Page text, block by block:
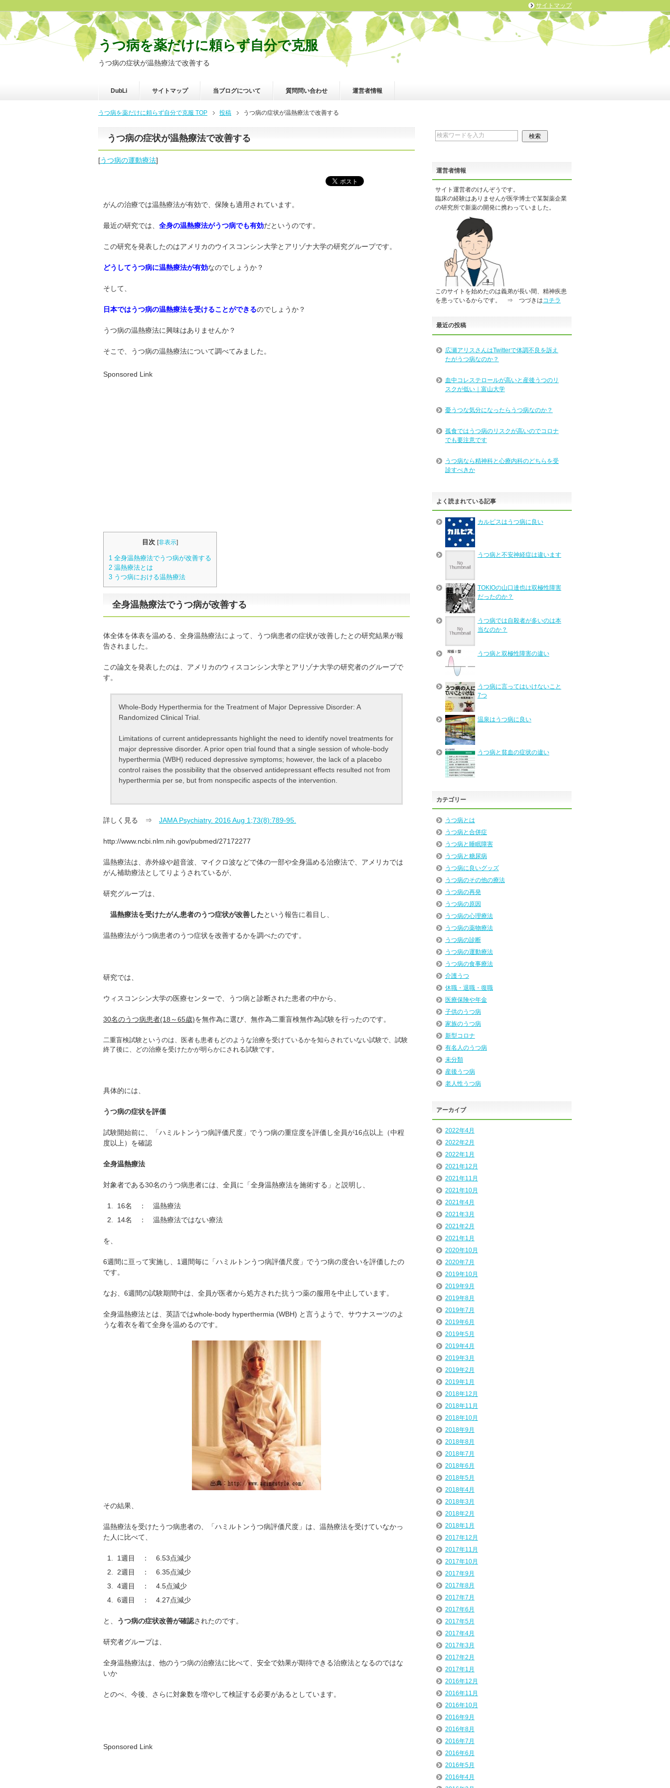
うつ病を薬だけに頼らず自分で克服
うつ病の症状が温熱療法で改善する
DubLi サイトマップ 当ブログについて 質問問い合わせ 運営者情報
うつ病を薬だけに頼らず自分で克服 TOP 投稿 うつ病の症状が温熱療法で改善する
うつ病の症状が温熱療法で改善する
[うつ病の運動療法]
がんの治療では温熱療法が有効で、保険も適用されています。
最近の研究では、 全身の温熱療法がうつ病でも有効だというのです。
この研究を発表したのはアメリカのウイスコンシン大学とアリゾナ大学の研究グループです。
どうしてうつ病に温熱療法が有効なのでしょうか？
そして、
日本ではうつ病の温熱療法を受けることができるのでしょうか？
うつ病の温熱療法に興味はありませんか？
そこで、うつ病の温熱療法について調べてみました。
Sponsored Link
目次 [非表示]
1 全身温熱療法でうつ病が改善する
2 温熱療法とは
3 うつ病における温熱療法
全身温熱療法でうつ病が改善する
体全体を体表を温める、全身温熱療法によって、うつ病患者の症状が改善したとの研究結果が報
告されました。
この論文を発表したのは、アメリカのウィスコンシン大学とアリゾナ大学の研究者のグループで
す。
Whole-Body Hyperthermia for the Treatment of Major Depressive Disorder: A
Randomized Clinical Trial.
Limitations of current antidepressants highlight the need to identify novel treatments for
major depressive disorder. A prior open trial found that a single session of whole-body
hyperthermia (WBH) reduced depressive symptoms; however, the lack of a placebo
control raises the possibility that the observed antidepressant effects resulted not from
hyperthermia per se, but from nonspecific aspects of the intervention.
詳しく見る ⇒ JAMA Psychiatry. 2016 Aug 1;73(8):789-95.
http://www.ncbi.nlm.nih.gov/pubmed/27172277
温熱療法は、赤外線や超音波、マイクロ波などで体の一部や全身温める治療法で、アメリカでは
がん補助療法としてりようされているが、
研究グループは、
温熱療法を受けたがん患者のうつ症状が改善したという報告に着目し、
温熱療法がうつ病患者のうつ症状を改善するかを調べたのです。
研究では、
ウィスコンシン大学の医療センターで、うつ病と診断された患者の中から、
30名のうつ病患者(18～65歳)を無作為に選び、無作為二重盲検無作為試験を行ったのです。
二重盲検試験というのは、医者も患者もどのような治療を受けているかを知らされていない試験で、試験
終了後に、どの治療を受けたかが明らかにされる試験です。
具体的には、
うつ病の症状を評価
試験開始前に、「ハミルトンうつ病評価尺度」でうつ病の重症度を評価し全員が16点以上（中程
度以上）を確認
全身温熱療法
対象者である30名のうつ病患者には、全員に「全身温熱療法を施術する」と説明し、
16名 ： 温熱療法
14名 ： 温熱療法ではない療法
を、
6週間に亘って実施し、1週間毎に「ハミルトンうつ病評価尺度」でうつ病の度合いを評価したの
です。
なお、6週間の試験期間中は、全員が医者から処方された抗うつ薬の服用を中止しています。
全身温熱療法とは、英語ではwhole-body hyperthermia (WBH) と言うようで、サウナスーツのよ
うな着衣を着て全身を温めるのです。
その結果、
温熱療法を受けたうつ病患者の、「ハミルトンうつ病評価尺度」は、温熱療法を受けていなかっ
た人に比べて、
1週目 ： 6.53点減少
2週目 ： 6.35点減少
4週目 ： 4.5点減少
6週目 ： 4.27点減少
と、 うつ病の症状改善が確認されたのです。
研究者グループは、
全身温熱療法は、他のうつ病の治療法に比べて、安全で効果が期待できる治療法となるのではな
いか
とのべ、今後、さらに対象数を増やして検証する必要があるとしています。
Sponsored Link
運営者情報
サイト運営者のけんぞうです。
臨床の経験はありませんが医学博士で某製薬企業
の研究所で新薬の開発に携わっていました。
このサイトを始めたのは義弟が長い間、精神疾患
を患っているからです。 ⇒ つづきはコチラ
最近の投稿
広瀬アリスさんはTwitterで体調不良を訴え
たがうつ病なのか？
血中コレステロールが高いと産後うつのリ
スクが低い｜富山大学
憂うつな気分になったらうつ病なのか？
孤食ではうつ病のリスクが高いのでコロナ
でも要注意です
うつ病なら精神科と心療内科のどちらを受
診すべきか
よく読まれている記事
カルピスはうつ病に良い
うつ病と不安神経症は違います
TOKIOの山口達也は双極性障害
だったのか？
うつ病では自殺者が多いのは本
当なのか？
うつ病と双極性障害の違い
うつ病に言ってはいけないこと
7つ
温泉はうつ病に良い
うつ病と貧血の症状の違い
カテゴリー
うつ病とは
うつ病と合併症
うつ病と睡眠障害
うつ病と糖尿病
うつ病に良いグッズ
うつ病のその他の療法
うつ病の再発
うつ病の原因
うつ病の心理療法
うつ病の薬物療法
うつ病の診断
うつ病の運動療法
うつ病の食事療法
介護うつ
休職・退職・復職
医療保険や年金
子供のうつ病
家族のうつ病
新型コロナ
有名人のうつ病
未分類
産後うつ病
老人性うつ病
アーカイブ
2022年4月
2022年2月
2022年1月
2021年12月
2021年11月
2021年10月
2021年4月
2021年3月
2021年2月
2021年1月
2020年10月
2020年7月
2019年10月
2019年9月
2019年8月
2019年7月
2019年6月
2019年5月
2019年4月
2019年3月
2019年2月
2019年1月
2018年12月
2018年11月
2018年10月
2018年9月
2018年8月
2018年7月
2018年6月
2018年5月
2018年4月
2018年3月
2018年2月
2018年1月
2017年12月
2017年11月
2017年10月
2017年9月
2017年8月
2017年7月
2017年6月
2017年5月
2017年4月
2017年3月
2017年2月
2017年1月
2016年12月
2016年11月
2016年10月
2016年9月
2016年8月
2016年7月
2016年6月
2016年5月
2016年4月
サイトマップ